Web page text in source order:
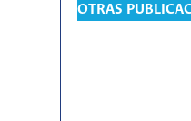
OTRAS